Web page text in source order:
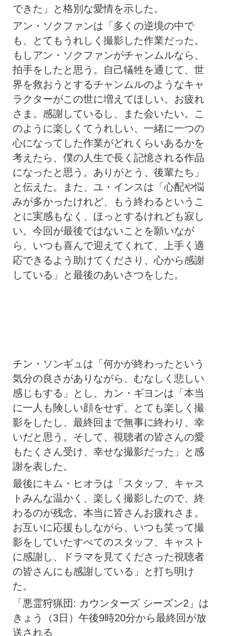
できた」と格別な愛情を示した。
アン・ソクファンは「多くの逆境の中で
も、とてもうれしく撮影した作業だった。
もしアン・ソクファンがチャンムルなら、
拍手をしたと思う。自己犠牲を通じて、世
界を救おうとするチャンムルのようなキャ
ラクターがこの世に増えてほしい。お疲れ
さま。感謝しているし、また会いたい。こ
のように楽しくてうれしい、一緒に一つの
心になってした作業がどれくらいあるかを
考えたら、僕の人生で長く記憶される作品
になったと思う。ありがとう、後輩たち」
と伝えた。また、ユ・インスは「心配や悩
みが多かったけれど、もう終わるというこ
とに実感もなく、ほっとするけれども寂し
い。今回が最後ではないことを願いなが
ら、いつも喜んで迎えてくれて、上手く適
応できるよう助けてくださり、心から感謝
している」と最後のあいさつをした。
チン・ソンギュは「何かが終わったという
気分の良さがありながら、むなしく悲しい
感じもする」とし、カン・ギヨンは「本当
に一人も険しい顔をせず、とても楽しく撮
影をしたし、最終回まで無事に終わり、幸
いだと思う。そして、視聴者の皆さんの愛
もたくさん受け、幸せな撮影だった」と感
謝を表した。
最後にキム・ヒオラは「スタッフ、キャス
トみんな温かく、楽しく撮影したので、終
わるのが残念。本当に皆さんお疲れさま。
お互いに応援もしながら、いつも笑って撮
影をしていたすべてのスタッフ、キャスト
に感謝し、ドラマを見てくださった視聴者
の皆さんにも感謝している」と打ち明け
た。
「悪霊狩猟団: カウンターズ シーズン2」は
きょう（3日）午後9時20分から最終回が放
送される